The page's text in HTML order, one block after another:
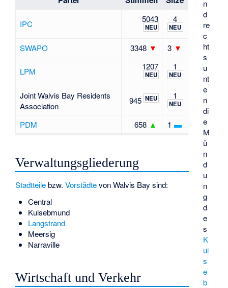
n
d
re
c
ht
s
u
nt
e
n
di
e
M
ü
n
d
u
n
g
d
e
s
K
ui
s
e
b
IPC 5043
NEU
4
NEU
SWAPO 3348 ▼ 3 ▼
LPM 1207
NEU
1
NEU
Joint Walvis Bay Residents
Association
945NEU 1
NEU
PDM 658 ▲ 1 ▬
Verwaltungsgliederung
Stadtteilebzw.Vorstädtevon Walvis Bay sind:
Central
Kuisebmund
Langstrand
Meersig
Narraville
Wirtschaft und Verkehr